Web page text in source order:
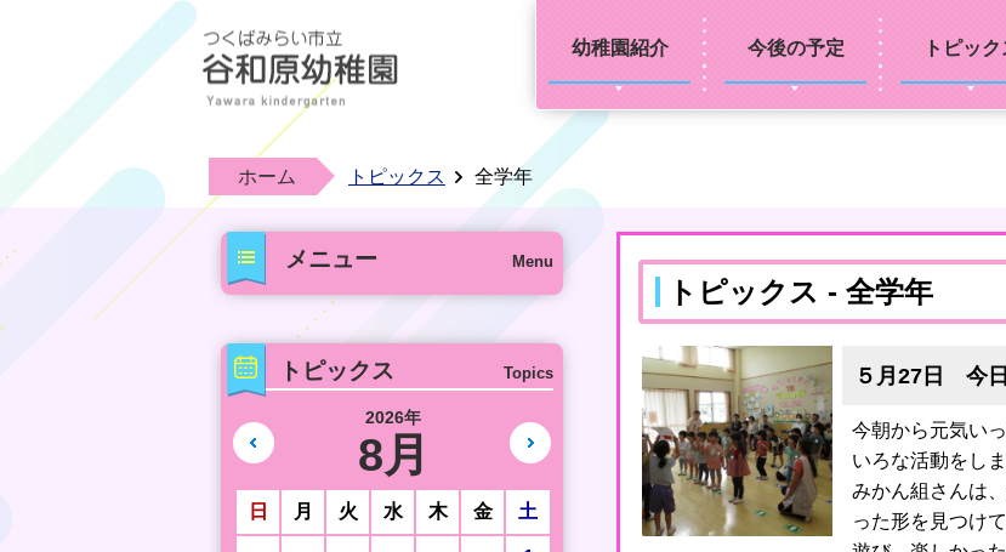
幼稚園紹介 今後の予定 トピック
ホーム トピックス 全学年
トピックス - 全学年
５月27日 今
今朝から元気い
いろな活動をしま
みかん組さんは
った形を見つけ
メニュー Menu
トピックス Topics
2026年
8月
日 月 火 水 木 金 土
前の月へ 次の月へ